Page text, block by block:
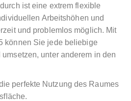
ist eine extrem flexible
Arbeitshöhen und
und problemlos möglich. Mit
können Sie jede beliebige
unter anderem in den
perfekte Nutzung des Raumes